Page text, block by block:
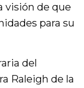
visión de que
para su
del
Raleigh de la